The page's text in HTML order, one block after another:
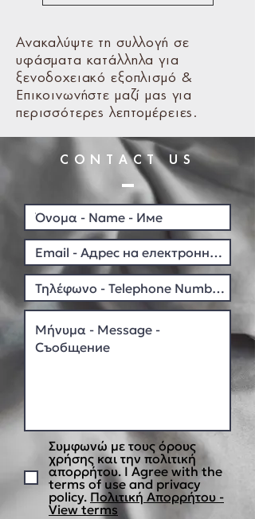
Ανακαλύψτε τη συλλογή σε
υφάσματα κατάλληλα για
ξενοδοχειακό εξοπλισμό &
Επικοινωνήστε μαζί μας για
περισσότερες λεπτομέρειες.
CONTACT US
Συμφωνώ με τους όρους
χρήσης και την πολιτική
απορρήτου. I Agree with the
terms of use and privacy
policy. Πολιτική Απορρήτου -
View terms